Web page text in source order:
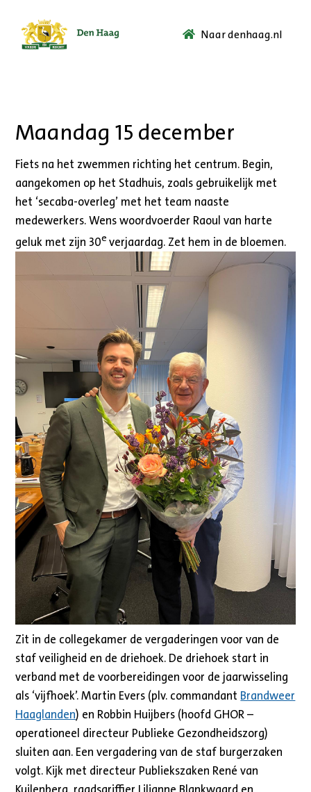
Ga
Naar denhaag.nl
Maandag 15 december
Fiets na het zwemmen richting het centrum. Begin,
aangekomen op het Stadhuis, zoals gebruikelijk met
het ‘secaba-overleg’ met het team naaste
medewerkers. Wens woordvoerder Raoul van harte
geluk met zijn 30everjaardag. Zet hem in de bloemen.
Zit in de collegekamer de vergaderingen voor van de
staf veiligheid en de driehoek. De driehoek start in
verband met de voorbereidingen voor de jaarwisseling
als ‘vijfhoek’. Martin Evers (plv. commandant Brandweer
Haaglanden) en Robbin Huijbers (hoofd GHOR –
operationeel directeur Publieke Gezondheidszorg)
sluiten aan. Een vergadering van de staf burgerzaken
volgt. Kijk met directeur Publiekszaken René van